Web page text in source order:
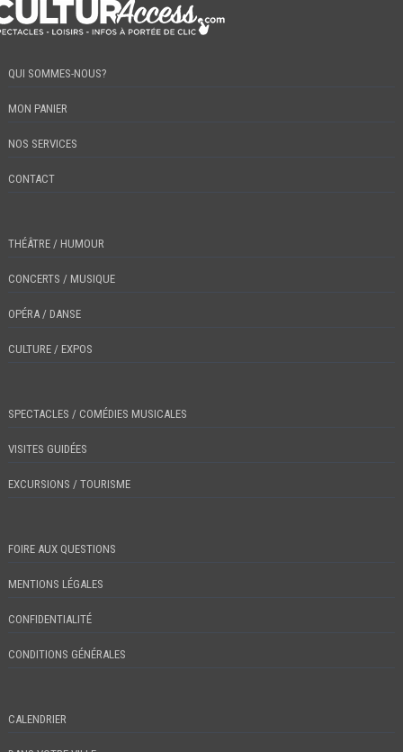
QUI SOMMES-NOUS?
MON PANIER
NOS SERVICES
CONTACT
THÉÂTRE / HUMOUR
CONCERTS / MUSIQUE
OPÉRA / DANSE
CULTURE / EXPOS
SPECTACLES / COMÉDIES MUSICALES
VISITES GUIDÉES
EXCURSIONS / TOURISME
FOIRE AUX QUESTIONS
MENTIONS LÉGALES
CONFIDENTIALITÉ
CONDITIONS GÉNÉRALES
CALENDRIER